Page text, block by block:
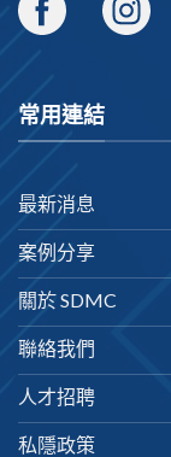
常用連結
最新消息
案例分享
關於 SDMC
聯絡我們
人才招聘
私隱政策